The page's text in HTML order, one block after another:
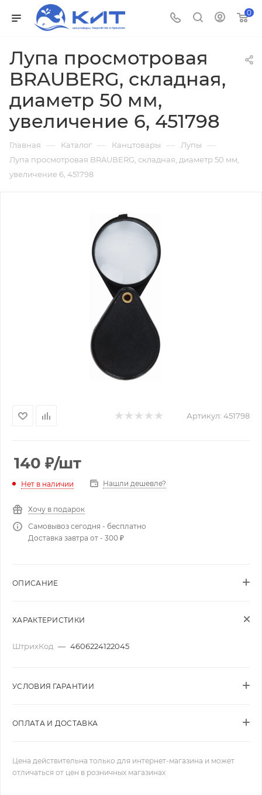
0
Лупа просмотровая
BRAUBERG, складная,
диаметр 50 мм,
увеличение 6, 451798
Главная — Каталог — Канцтовары — Лупы —
Лупа просмотровая BRAUBERG, складная, диаметр 50 мм,
увеличение 6, 451798
Артикул: 451798
140 ₽/шт
Нет в наличии Нашли дешевле?
Хочу в подарок
Самовывоз сегодня - бесплатно
Доставка завтра от - 300 ₽
ОПИСАНИЕ
ХАРАКТЕРИСТИКИ
ШтрихКод — 4606224122045
УСЛОВИЯ ГАРАНТИИ
ОПЛАТА И ДОСТАВКА
Цена действительна только для интернет-магазина и может
отличаться от цен в розничных магазинах